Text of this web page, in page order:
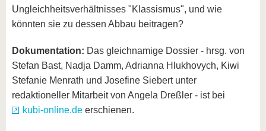
Ungleichheitsverhältnisses "Klassismus", und wie
könnten sie zu dessen Abbau beitragen?
Dokumentation: Das gleichnamige Dossier - hrsg. von
Stefan Bast, Nadja Damm, Adrianna Hlukhovych, Kiwi
Stefanie Menrath und Josefine Siebert unter
redaktioneller Mitarbeit von Angela Dreßler - ist bei
kubi-online.de erschienen.